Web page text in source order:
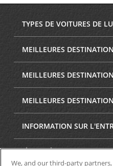
TYPES DE VOITURES DE
MEILLEURES
MEILLEURES
MEILLEURES
INFORMATION SUR
SÉCURITÉ ET
We, and our third-party